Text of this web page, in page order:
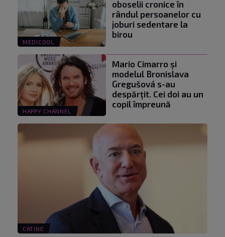
MEDICOOL
oboselii cronice în
rândul persoanelor cu
joburi sedentare la
birou
HAPPY CHANNEL
Mario Cimarro și
modelul Bronislava
Gregušová s-au
despărțit. Cei doi au un
copil împreună
CATINE